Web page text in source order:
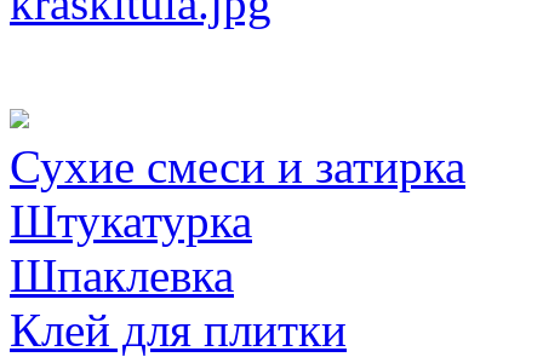
Сухие смеси и затирка
Штукатурка
Шпаклевка
Клей для плитки